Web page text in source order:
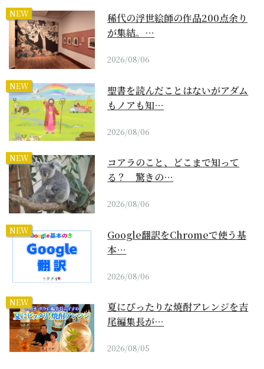
NEW
稀代の浮世絵師の作品200点余り
が集結。…
2026/08/06
NEW
聖書を読んだことはないがアダム
もノアも知…
2026/08/06
NEW
コアラのこと、どこまで知って
る？ 驚きの…
2026/08/06
NEW
Google翻訳をChromeで使う基
本…
2026/08/06
NEW
夏にぴったりな焼酎アレンジを吉
尾編集長が…
2026/08/05